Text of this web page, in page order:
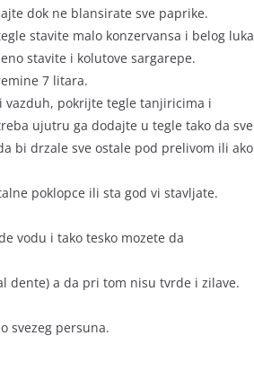
dok ne blansirate sve paprike.
stavite malo konzervansa i belog luka
stavite i kolutove sargarepe.
7 litara.
vazduh, pokrijte tegle tanjiricima i
ujutru ga dodajte u tegle tako da sve
bi drzale sve ostale pod prelivom ili ako
poklopce ili sta god vi stavljate.
vodu i tako tesko mozete da
dente) a da pri tom nisu tvrde i zilave.
svezeg persuna.